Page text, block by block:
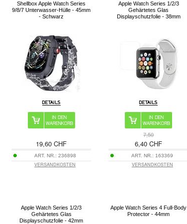
Shellbox Apple Watch Series
9/8/7 Unterwasser-Hülle - 45mm
- Schwarz
19,60 CHF
ART. NR.: 236898
VERSANDKOSTEN
Apple Watch Series 1/2/3
Gehärtetes Glas
Displayschutzfolie - 38mm
7,50
6,40 CHF
ART. NR.: 163369
VERSANDKOSTEN
Apple Watch Series 1/2/3
Gehärtetes Glas
Displayschutzfolie - 42mm
Apple Watch Series 4 Full-Body
Protector - 44mm